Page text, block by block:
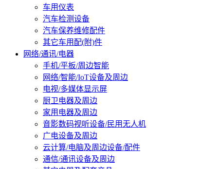
车用仪表
汽车检测设备
汽车保养维修配件
其它车用配(附)件
网络/通讯/电器
手机/平板/周边智能
网络/智能/IoT设备及周边
电视/多媒体显示屏
厨卫电器及周边
家用电器及周边
音影数码视听设备/民用无人机
广电设备及周边
云计算/电脑及周边设备/配件
通信/通讯设备及周边